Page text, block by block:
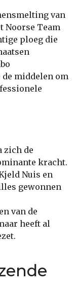
van
Noorse Team
ploeg die
de middelen om
zich de
kracht.
Nuis en
gewonnen
van de
heeft al